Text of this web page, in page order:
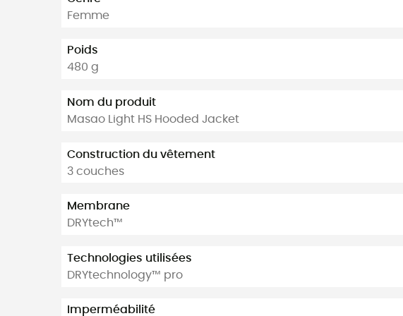
Femme
Poids
480 g
Nom du produit
Masao Light HS Hooded Jacket
Construction du vêtement
3 couches
Membrane
DRYtech™
Technologies utilisées
DRYtechnology™ pro
Imperméabilité